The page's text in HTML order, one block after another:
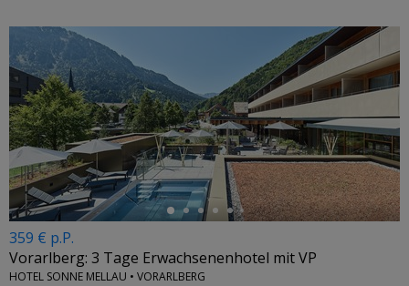
←
359 € p.P.
Vorarlberg: 3 Tage Erwachsenenhotel mit VP
HOTEL SONNE MELLAU • VORARLBERG